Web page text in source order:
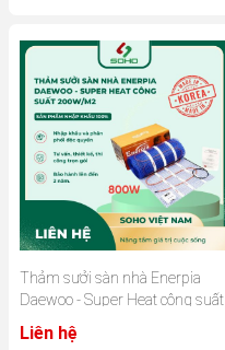
Thảm sưởi sàn nhà Enerpia
Daewoo - Super Heat công suất
200W/m2
Liên hệ